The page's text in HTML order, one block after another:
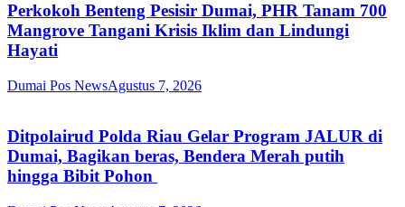
Perkokoh Benteng Pesisir Dumai, PHR Tanam 700
Mangrove Tangani Krisis Iklim dan Lindungi
Hayati
Dumai Pos NewsAgustus 7, 2026
Ditpolairud Polda Riau Gelar Program JALUR di
Dumai, Bagikan beras, Bendera Merah putih
hingga Bibit Pohon